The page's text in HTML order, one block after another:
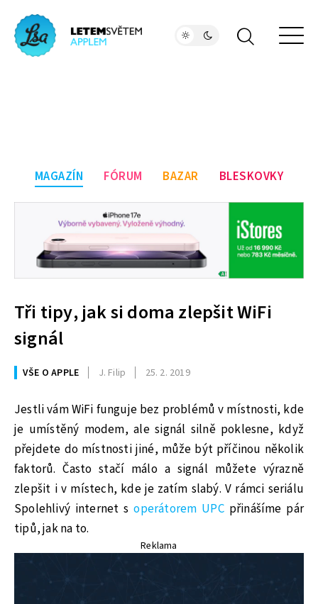
MAGAZÍN FÓRUM BAZAR BLESKOVKY
Tři tipy, jak si doma zlepšit WiFi
signál
VŠE O APPLE J. Filip 25. 2. 2019
Jestli vám WiFi funguje bez problémů v místnosti, kde
je umístěný modem, ale signál silně poklesne, když
přejdete do místnosti jiné, může být příčinou několik
faktorů. Často stačí málo a signál můžete výrazně
zlepšit i v místech, kde je zatím slabý. V rámci seriálu
Spolehlivý internet soperátorem UPC přinášíme pár
tipů, jak na to.
Reklama